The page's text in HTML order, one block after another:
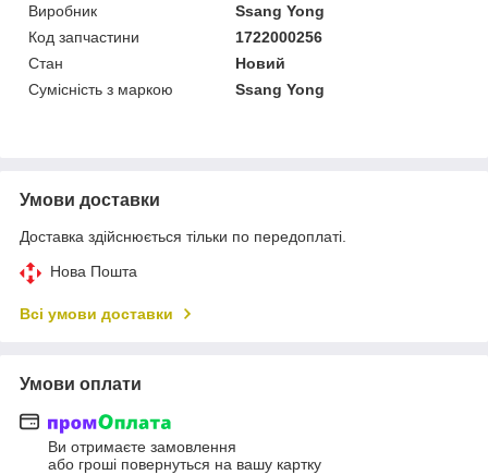
Виробник
Ssang Yong
Код запчастини
1722000256
Стан
Новий
Сумісність з маркою
Ssang Yong
Умови доставки
Доставка здійснюється тільки по передоплаті.
Нова Пошта
Всі умови доставки
Умови оплати
Ви отримаєте замовлення
або гроші повернуться на вашу картку